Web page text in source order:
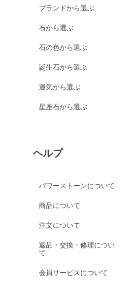
ブランドから選ぶ
石から選ぶ
石の色から選ぶ
誕生石から選ぶ
運気から選ぶ
星座石から選ぶ
ヘルプ
パワーストーンについて
商品について
注文について
返品・交換・修理につい
て
会員サービスについて